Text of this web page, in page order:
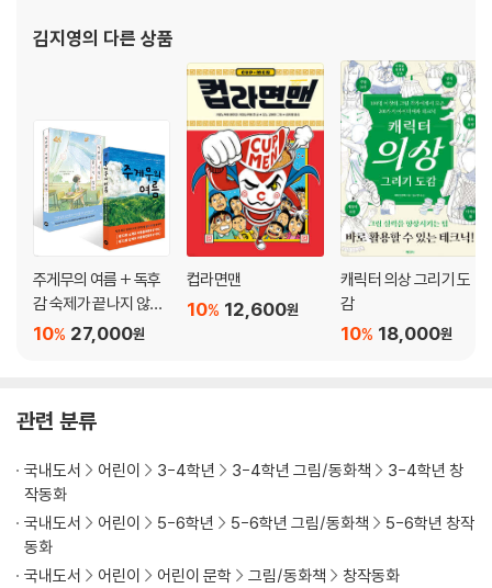
미 야스케 앞에 새로운 모험이 펼쳐진다. 친숙하고 귀여운 요괴 캐릭터와
흥미진진한 에피소드로 전 세계 수많은 독자들의 마음을 사로잡은 히로시
마 레이코 월드로 다시 한번 빠져들어 보자.
[도서] 요괴의 아이를 키우고 있습니다 6
국내 판타지 1위 작가 히로시마 레이코의 본격 요괴 육아 판타지
『요괴의 아이를 돌봐드립니다』 시리즈가 시즌 2로 돌아왔다!
“이게, 대체 뭐야아아아!”
무시무시한 대요괴 쓰쿠요에게 상상도 못 할 재앙이 닥쳤다! 깜짝 놀란 가
라스텐구들은 대혼란에 빠지는데……
“감히 그분의 입술을 훔치다니 용서 못 해!”
요괴 아이 돌보미 야스케와 양아들 센키치, 그리고 천방지축 요괴들의 기
막힌 모험이 펼쳐진다!
히로시마 레이코의 요괴 육아 판타지 소설 『요괴의 아이를 키우고 있습니
다 6』이 출간되었다. 센야의 영혼을 간직한 요괴 아이 센키치와 요괴 돌보
미 야스케 앞에 새로운 모험이 펼쳐진다. 친숙하고 귀여운 요괴 캐릭터와
흥미진진한 에피소드로 전 세계 수많은 독자들의 마음을 사로잡은 히로시
『요괴의 아이를 키우고 있습니다 6』
1. 결투장
2. 저주받은 쓰쿠요
3. 쓰키나
4. 시로모리
5. 홍역과 형제
6. 센키치와 오미쓰
7. 겐라쿠와 아오베에
8. 말도 안 되는 부탁
11. 두 개의 꿈
에필로그
김지영의 다른 상품
주게무의 여름 + 독후
감 숙제가 끝나지 않아
세트 27,000원
10%
컵라면맨
12,600원
10%
캐릭터 의상 그리기 도
감
18,000원
10%
관련 분류
국내도서 어린이 3-4학년 3-4학년 그림/동화책
3-4학년 창
작동화
국내도서
어린이 5-6학년 5-6학년 그림/동화책
5-6학년 창작
동화
국내도서
어린이 어린이 문학 그림/동화책 창작동화